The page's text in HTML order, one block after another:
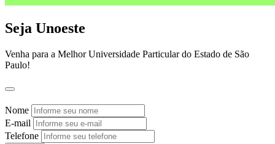
Seja Unoeste
Venha para a Melhor Universidade Particular do Estado de São
Paulo!
Nome
E-mail
Telefone